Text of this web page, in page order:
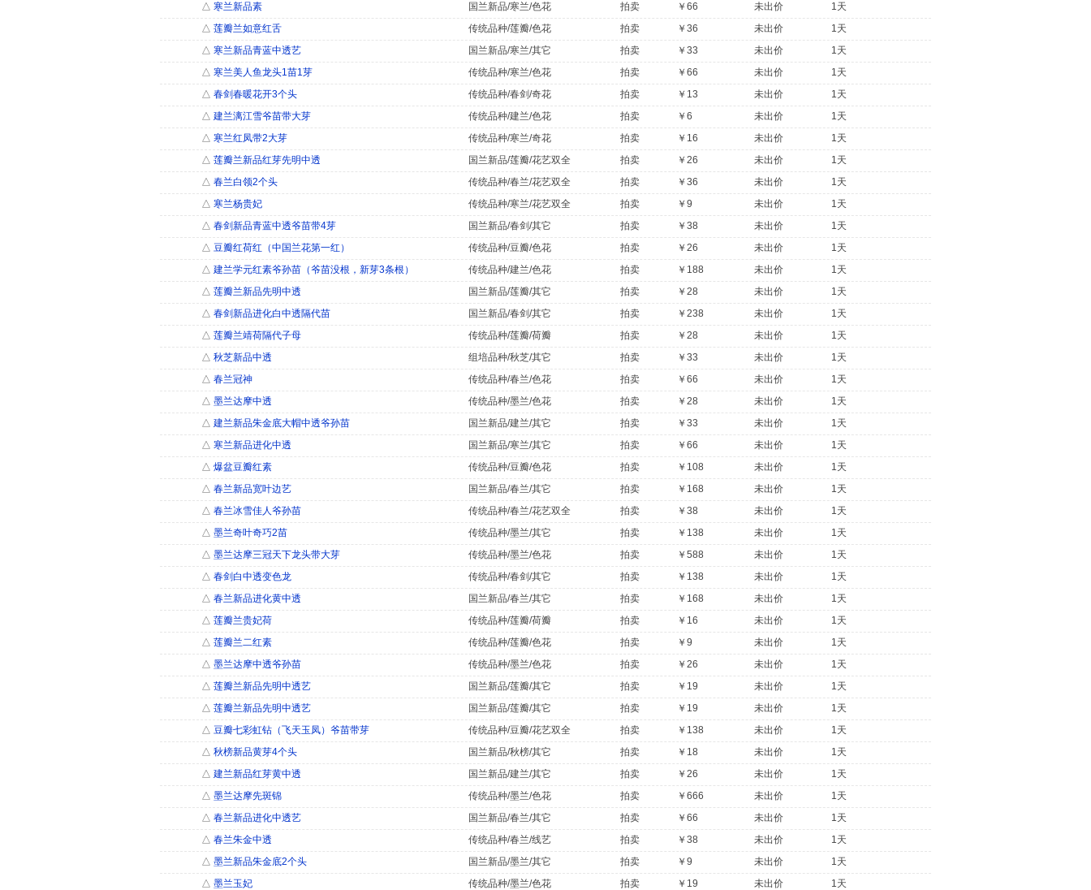
△ 寒兰新品素 国兰新品/寒兰/色花 拍卖 ￥66 未出价
1天
△ 莲瓣兰如意红舌 传统品种/莲瓣/色花 拍卖 ￥36 未出价
1天
△ 寒兰新品青蓝中透艺 国兰新品/寒兰/其它 拍卖 ￥33 未出价
1天
△ 寒兰美人鱼龙头1苗1芽 传统品种/寒兰/色花 拍卖 ￥66 未出价
1天
△ 春剑春暖花开3个头 传统品种/春剑/奇花 拍卖 ￥13 未出价
1天
△ 建兰漓江雪爷苗带大芽 传统品种/建兰/色花 拍卖 ￥6 未出价
1天
△ 寒兰红凤带2大芽 传统品种/寒兰/奇花 拍卖 ￥16 未出价
1天
△ 莲瓣兰新品红芽先明中透 国兰新品/莲瓣/花艺双全 拍卖 ￥26 未出价
1天
△ 春兰白领2个头 传统品种/春兰/花艺双全 拍卖 ￥36 未出价
1天
△ 寒兰杨贵妃 传统品种/寒兰/花艺双全 拍卖 ￥9 未出价
1天
△ 春剑新品青蓝中透爷苗带4芽 国兰新品/春剑/其它 拍卖 ￥38 未出价
1天
△ 豆瓣红荷红（中国兰花第一红） 传统品种/豆瓣/色花 拍卖 ￥26 未出价
1天
△ 建兰学元红素爷孙苗（爷苗没根，新芽3条根） 传统品种/建兰/色花 拍卖 ￥188 未出价
1天
△ 莲瓣兰新品先明中透 国兰新品/莲瓣/其它 拍卖 ￥28 未出价
1天
△ 春剑新品进化白中透隔代苗 国兰新品/春剑/其它 拍卖 ￥238 未出价
1天
△ 莲瓣兰靖荷隔代子母 传统品种/莲瓣/荷瓣 拍卖 ￥28 未出价
1天
△ 秋芝新品中透 组培品种/秋芝/其它 拍卖 ￥33 未出价
1天
△ 春兰冠神 传统品种/春兰/色花 拍卖 ￥66 未出价
1天
△ 墨兰达摩中透 传统品种/墨兰/色花 拍卖 ￥28 未出价
1天
△ 建兰新品朱金底大帽中透爷孙苗 国兰新品/建兰/其它 拍卖 ￥33 未出价
1天
△ 寒兰新品进化中透 国兰新品/寒兰/其它 拍卖 ￥66 未出价
1天
△ 爆盆豆瓣红素 传统品种/豆瓣/色花 拍卖 ￥108 未出价
1天
△ 春兰新品宽叶边艺 国兰新品/春兰/其它 拍卖 ￥168 未出价
1天
△ 春兰冰雪佳人爷孙苗 传统品种/春兰/花艺双全 拍卖 ￥38 未出价
1天
△ 墨兰奇叶奇巧2苗 传统品种/墨兰/其它 拍卖 ￥138 未出价
1天
△ 墨兰达摩三冠天下龙头带大芽 传统品种/墨兰/色花 拍卖 ￥588 未出价
1天
△ 春剑白中透变色龙 传统品种/春剑/其它 拍卖 ￥138 未出价
1天
△ 春兰新品进化黄中透 国兰新品/春兰/其它 拍卖 ￥168 未出价
1天
△ 莲瓣兰贵妃荷 传统品种/莲瓣/荷瓣 拍卖 ￥16 未出价
1天
△ 莲瓣兰二红素 传统品种/莲瓣/色花 拍卖 ￥9 未出价
1天
△ 墨兰达摩中透爷孙苗 传统品种/墨兰/色花 拍卖 ￥26 未出价
1天
△ 莲瓣兰新品先明中透艺 国兰新品/莲瓣/其它 拍卖 ￥19 未出价
1天
△ 莲瓣兰新品先明中透艺 国兰新品/莲瓣/其它 拍卖 ￥19 未出价
1天
△ 豆瓣七彩虹钻（飞天玉凤）爷苗带芽 传统品种/豆瓣/花艺双全 拍卖 ￥138 未出价
1天
△ 秋榜新品黄芽4个头 国兰新品/秋榜/其它 拍卖 ￥18 未出价
1天
△ 建兰新品红芽黄中透 国兰新品/建兰/其它 拍卖 ￥26 未出价
1天
△ 墨兰达摩先斑锦 传统品种/墨兰/色花 拍卖 ￥666 未出价
1天
△ 春兰新品进化中透艺 国兰新品/春兰/其它 拍卖 ￥66 未出价
1天
△ 春兰朱金中透 传统品种/春兰/线艺 拍卖 ￥38 未出价
1天
△ 墨兰新品朱金底2个头 国兰新品/墨兰/其它 拍卖 ￥9 未出价
1天
△ 墨兰玉妃 传统品种/墨兰/色花 拍卖 ￥19 未出价
1天